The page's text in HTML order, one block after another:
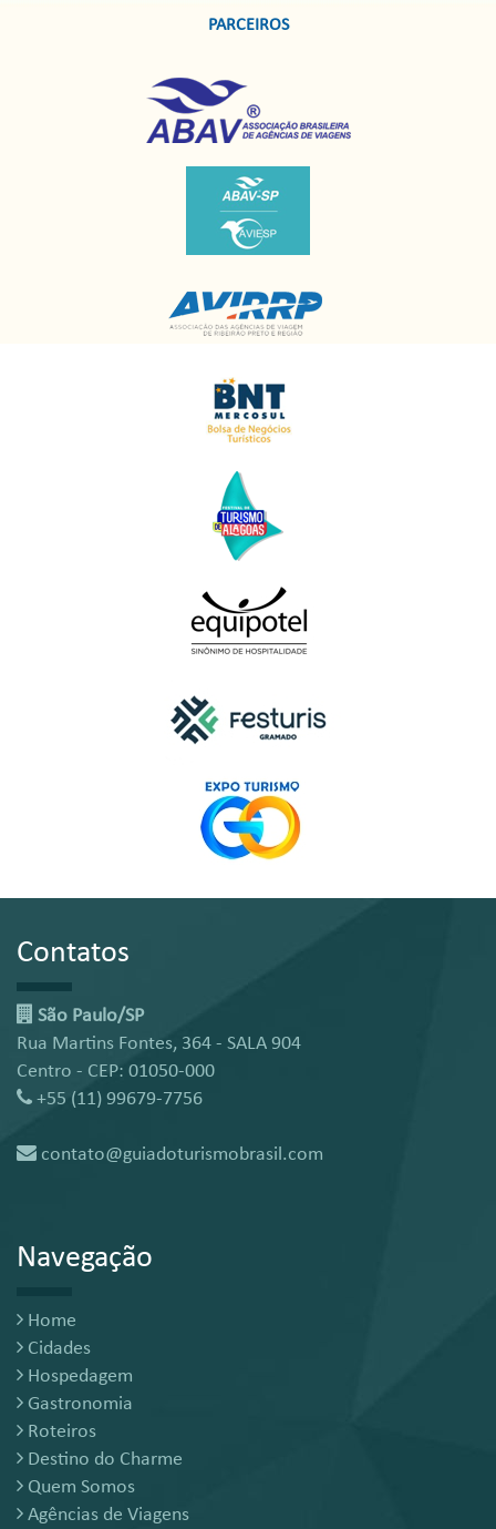
PARCEIROS
Contatos
São Paulo/SP
Rua Martins Fontes, 364 - SALA 904
Centro - CEP: 01050-000
+55 (11) 99679-7756
contato@guiadoturismobrasil.com
Navegação
Home
Cidades
Hospedagem
Gastronomia
Roteiros
Destino do Charme
Quem Somos
Agências de Viagens